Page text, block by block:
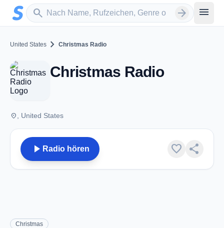
Zum Hauptinhalt springen
search
Sender suchen arrow_forward menu
United States chevron_right Christmas Radio
Christmas Radio
place , United States
play_arrow Radio hören favorite share
Christmas